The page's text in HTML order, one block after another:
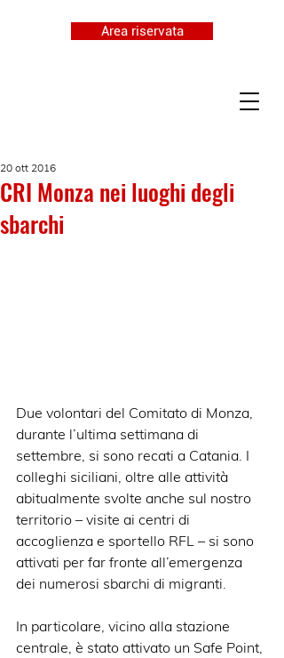
Area riservata
CRI Monza nei luoghi degli
sbarchi
20 ott 2016
Due volontari del Comitato di Monza,
durante l’ultima settimana di
settembre, si sono recati a Catania. I
colleghi siciliani, oltre alle attività
abitualmente svolte anche sul nostro
territorio – visite ai centri di
accoglienza e sportello RFL – si sono
attivati per far fronte all’emergenza
dei numerosi sbarchi di migranti.
In particolare, vicino alla stazione
centrale, è stato attivato un Safe Point,